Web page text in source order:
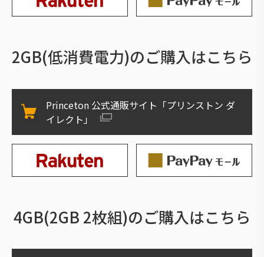
2GB(低消費電力)のご購入はこちら
Princeton 公式通販サイト「プリンストン ダ
イレクト」
4GB(2GB 2枚組)のご購入はこちら